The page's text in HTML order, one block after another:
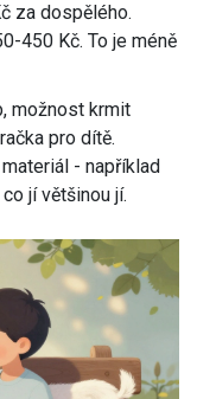
za dospělého.
450 Kč. To je méně
možnost krmit
pro dítě.
- například
jí většinou jí.